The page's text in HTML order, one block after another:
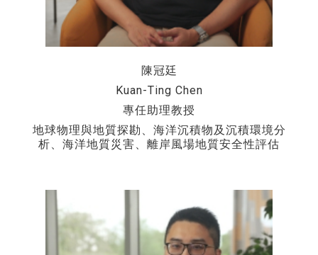
陳冠廷
Kuan-Ting Chen
專任助理教授
地球物理與地質探勘、海洋沉積物及沉積環境分
析、海洋地質災害、離岸風場地質安全性評估